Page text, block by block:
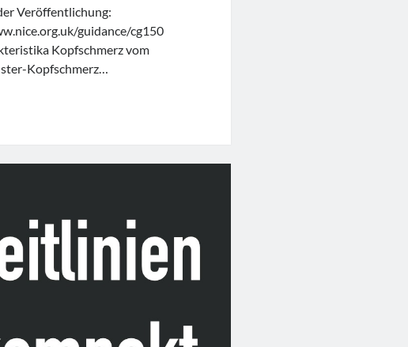
Veröffentlichung:
guidance/cg150
Kopfschmerz vom
Kopfschmerz…